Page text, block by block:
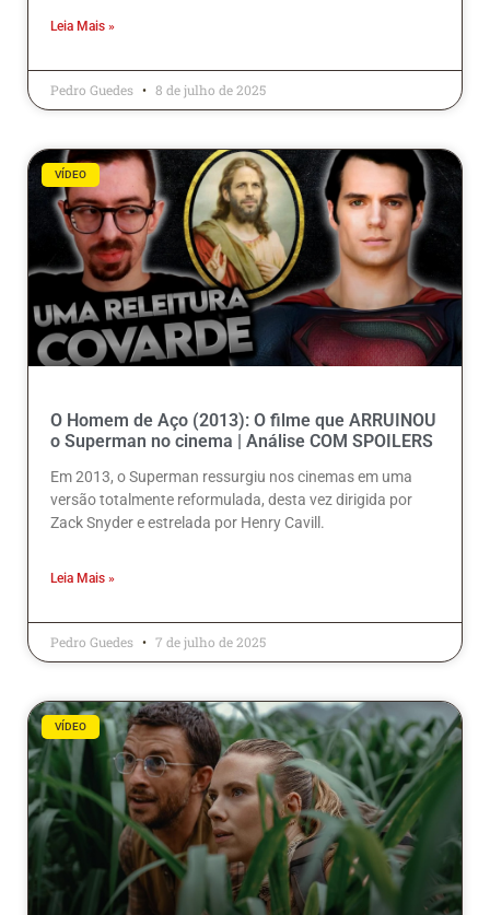
Leia Mais »
Pedro Guedes 8 de julho de 2025
VÍDEO
O Homem de Aço (2013): O filme que ARRUINOU
o Superman no cinema | Análise COM SPOILERS
Em 2013, o Superman ressurgiu nos cinemas em uma
versão totalmente reformulada, desta vez dirigida por
Zack Snyder e estrelada por Henry Cavill.
Leia Mais »
Pedro Guedes 7 de julho de 2025
VÍDEO